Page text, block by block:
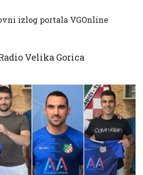
izlog portala VGOnline
Velika Gorica